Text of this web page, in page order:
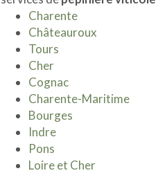
Charente
Châteauroux
Tours
Cher
Cognac
Charente-Maritime
Bourges
Indre
Pons
Loire et Cher